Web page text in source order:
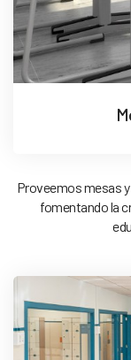
Proveemos mesas
fomentando la